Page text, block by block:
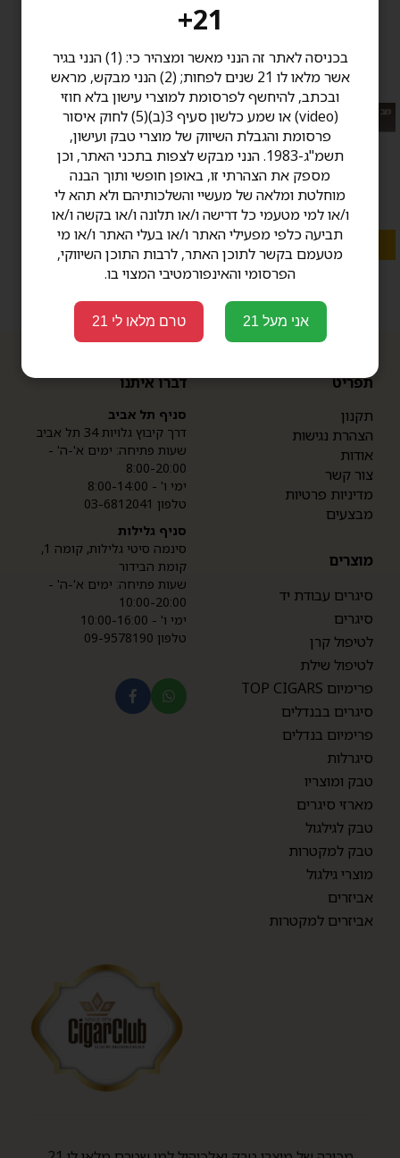
בריק האוס קלאסיק Brick
House
מבצע: 15% הנחה בקניית 20 ומעלה סיגרים
בעבודת יד
החל מ 51.00 ₪
מגוון אפשרויות
דברו איתנו
סניף תל אביב
דרך קיבוץ גלויות 34 תל אביב
שעות פתיחה: ימים א'-ה' -
8:00-20:00
ימי ו' - 8:00-14:00
טלפון 03-6812041
סניף גלילות
סינמה סיטי גלילות, קומה 1,
קומת הבידור
שעות פתיחה: ימים א'-ה' -
10:00-20:00
ימי ו' - 10:00-16:00
טלפון 09-9578190
תפריט
תקנון
הצהרת נגישות
אודות
צור קשר
מדיניות פרטיות
מבצעים
מוצרים
סיגרים עבודת יד
סיגרים
לטיפול קרן
לטיפול שילת
פרימיום TOP CIGARS
סיגרים בבנדלים
פרימיום בנדלים
סיגרלות
טבק ומוצריו
מארזי סיגרים
טבק לגילגול
טבק למקטרות
מוצרי גילגול
אביזרים
אביזרים למקטרות
21+
בכניסה לאתר זה הנני מאשר ומצהיר כי: (1) הנני בגיר
אשר מלאו לו 21 שנים לפחות; (2) הנני מבקש, מראש
ובכתב, להיחשף לפרסומת למוצרי עישון בלא חוזי
(video) או שמע כלשון סעיף 3(ב)(5) לחוק איסור
פרסומת והגבלת השיווק של מוצרי טבק ועישון,
תשמ"ג-1983. הנני מבקש לצפות בתכני האתר, וכן
מספק את הצהרתי זו, באופן חופשי ותוך הבנה
מוחלטת ומלאה של מעשיי והשלכותיהם ולא תהא לי
ו/או למי מטעמי כל דרישה ו/או תלונה ו/או בקשה ו/או
תביעה כלפי מפעילי האתר ו/או בעלי האתר ו/או מי
מטעמם בקשר לתוכן האתר, לרבות התוכן השיווקי,
הפרסומי והאינפורמטיבי המצוי בו.
אני מעל 21 טרם מלאו לי 21